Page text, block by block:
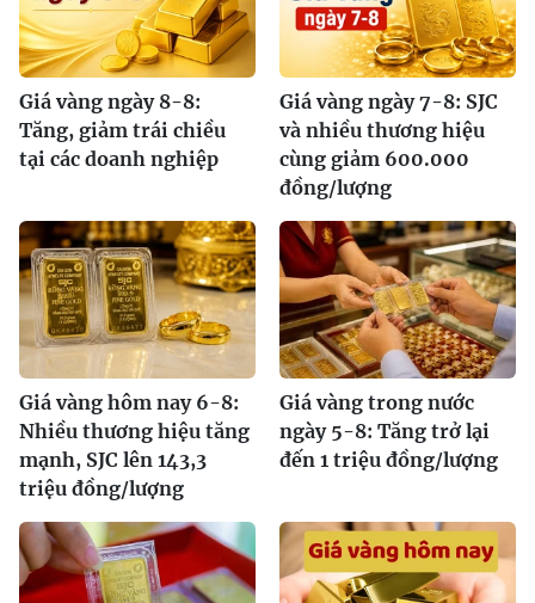
Giá vàng ngày 8-8:
Tăng, giảm trái chiều
tại các doanh nghiệp
Giá vàng ngày 7-8: SJC
và nhiều thương hiệu
cùng giảm 600.000
đồng/lượng
Giá vàng hôm nay 6-8:
Nhiều thương hiệu tăng
mạnh, SJC lên 143,3
triệu đồng/lượng
Giá vàng trong nước
ngày 5-8: Tăng trở lại
đến 1 triệu đồng/lượng